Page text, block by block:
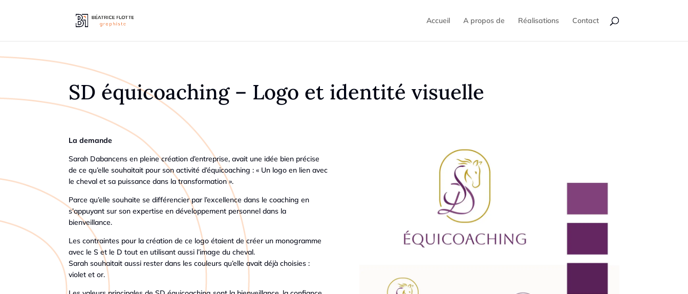
Accueil A propos de Réalisations Contact
SD équicoaching – Logo et identité visuelle
La demande
Sarah Dabancens en pleine création d’entreprise, avait une idée bien précise
de ce qu’elle souhaitait pour son activité d’équicoaching : « Un logo en lien avec
le cheval et sa puissance dans la transformation ».
Parce qu’elle souhaite se différencier par l’excellence dans le coaching en
s’appuyant sur son expertise en développement personnel dans la
bienveillance.
Les contraintes pour la création de ce logo étaient de créer un monogramme
avec le S et le D tout en utilisant aussi l’image du cheval.
Sarah souhaitait aussi rester dans les couleurs qu’elle avait déjà choisies :
violet et or.